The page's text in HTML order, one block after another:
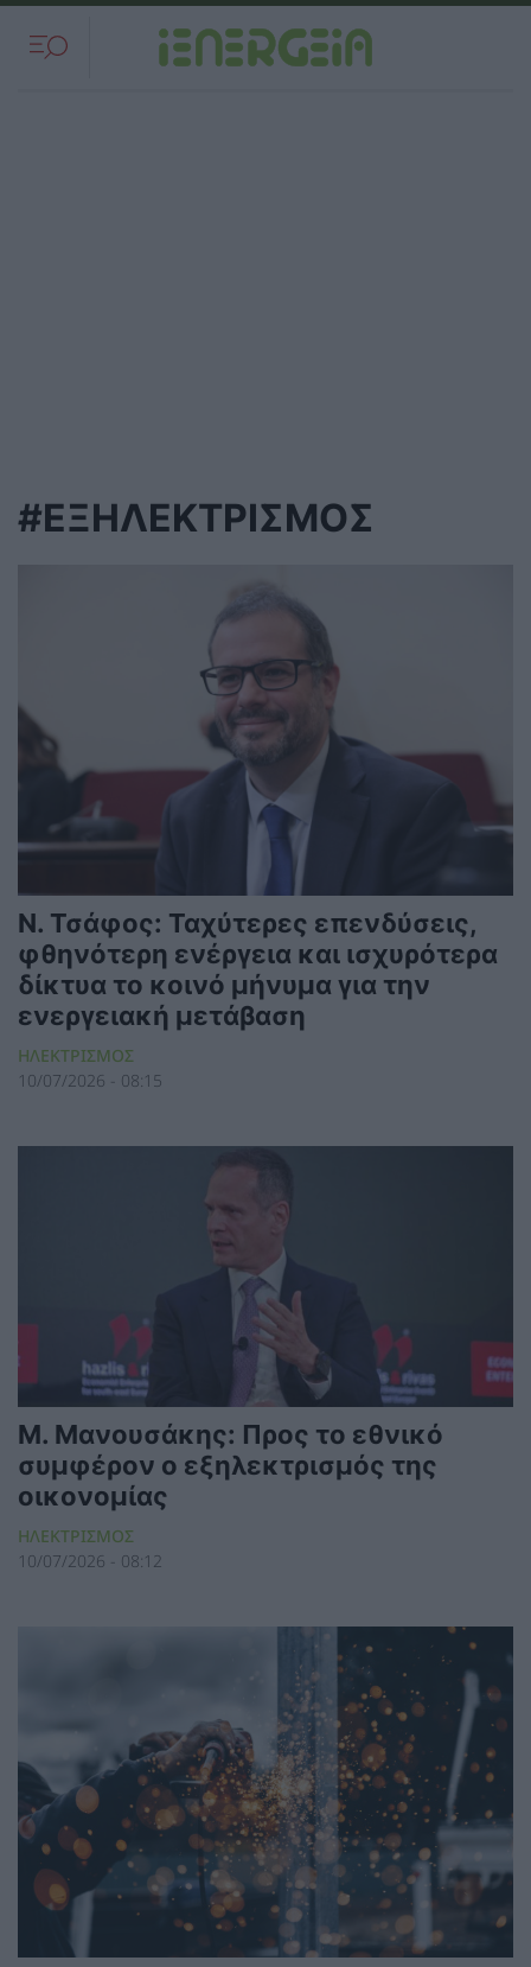
#ΕΞΗΛΕΚΤΡΙΣΜΟΣ
Ν. Τσάφος: Ταχύτερες επενδύσεις,
φθηνότερη ενέργεια και ισχυρότερα
δίκτυα το κοινό μήνυμα για την
ενεργειακή μετάβαση
ΗΛΕΚΤΡΙΣΜΟΣ
10/07/2026 - 08:15
Μ. Μανουσάκης: Προς το εθνικό
συμφέρον ο εξηλεκτρισμός της
οικονομίας
ΗΛΕΚΤΡΙΣΜΟΣ
10/07/2026 - 08:12